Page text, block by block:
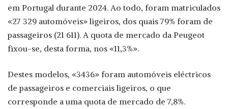
em Portugal durante 2024. Ao todo, foram matriculados
«27 329 automóveis» ligeiros, dos quais 79% foram de
passageiros (21 611). A quota de mercado da Peugeot
fixou-se, desta forma, nos «11,3%».
Destes modelos, «3436» foram automóveis eléctricos
de passageiros e comerciais ligeiros, o que
corresponde a uma quota de mercado de 7,8%.